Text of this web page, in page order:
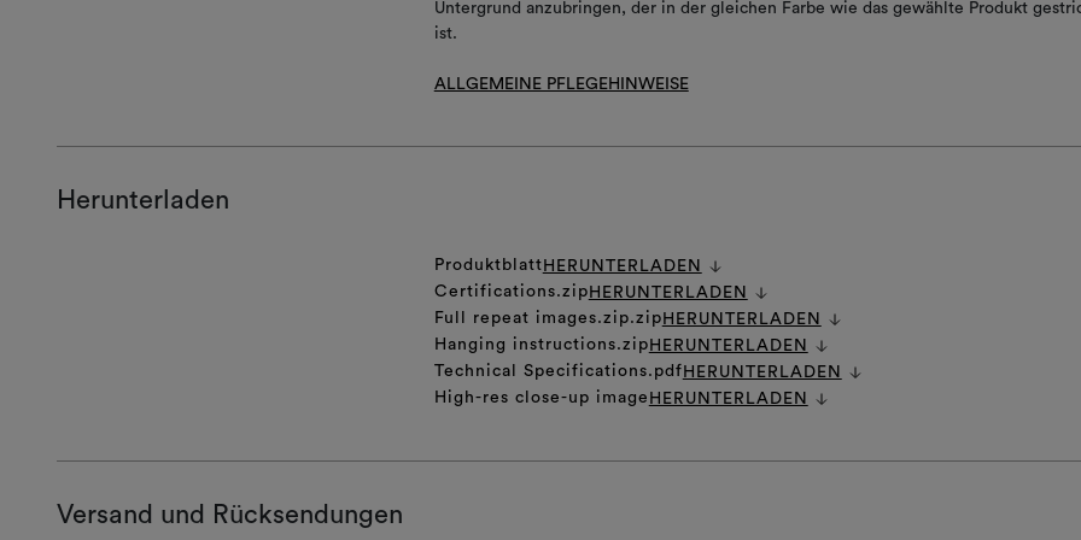
Untergrund anzubringen, der in der gleichen Farbe wie das gewählte Produkt
ist.
ALLGEMEINE PFLEGEHINWEISE
Herunterladen
Produktblatt HERUNTERLADEN
Certifications.zip HERUNTERLADEN
Full repeat images.zip.zip HERUNTERLADEN
Hanging instructions.zip HERUNTERLADEN
Technical Specifications.pdf HERUNTERLADEN
High-res close-up image HERUNTERLADEN
Versand und Rücksendungen